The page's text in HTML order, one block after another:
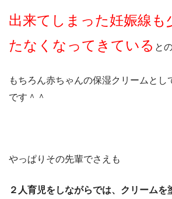
出来てしまった妊娠線も
たなくなってきている と
もちろん赤ちゃんの保湿クリームとし
です＾＾
やっぱりその先輩でさえも
２人育児をしながらでは、クリームを